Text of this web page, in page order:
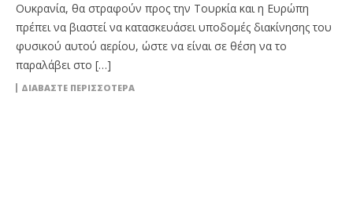
Ουκρανία, θα στραφούν προς την Τουρκία και η Ευρώπη
πρέπει να βιαστεί να κατασκευάσει υποδομές διακίνησης του
φυσικού αυτού αερίου, ώστε να είναι σε θέση να το
παραλάβει στο […]
ΔΙΑΒΆΣΤΕ ΠΕΡΙΣΣΌΤΕΡΑ